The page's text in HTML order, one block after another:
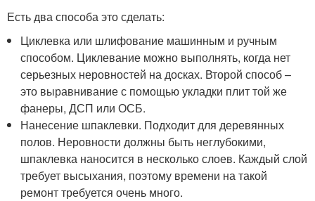
Есть два способа это сделать:
Циклевка или шлифование машинным и ручным
способом. Циклевание можно выполнять, когда нет
серьезных неровностей на досках. Второй способ –
это выравнивание с помощью укладки плит той же
фанеры, ДСП или ОСБ.
Нанесение шпаклевки. Подходит для деревянных
полов. Неровности должны быть неглубокими,
шпаклевка наносится в несколько слоев. Каждый слой
требует высыхания, поэтому времени на такой
ремонт требуется очень много.